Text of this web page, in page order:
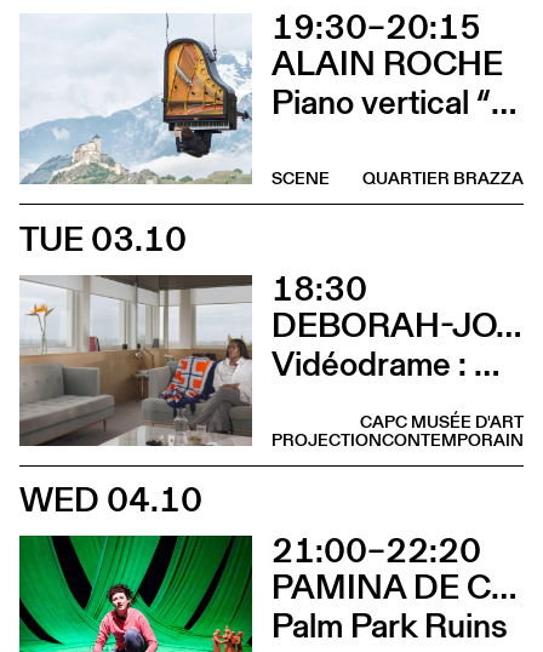
19:30–20:15
ALAIN ROCHE
Piano vertical “Chantier”
QUARTIER BRAZZA
SCENE
TUE 03.10
18:30
DEBORAH-JOYCE HOLMAN
Vidéodrame : Moment 2 (Vernissage avec lancement de publication et rencontre avec l’artiste)
CAPC MUSÉE D'ART
CONTEMPORAIN
PROJECTION
WED 04.10
21:00–22:20
PAMINA DE COULON
Palm Park Ruins